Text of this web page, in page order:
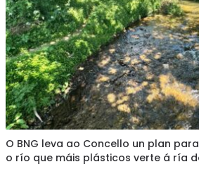
O BNG leva ao Concello un plan
o río que máis plásticos verte á ría